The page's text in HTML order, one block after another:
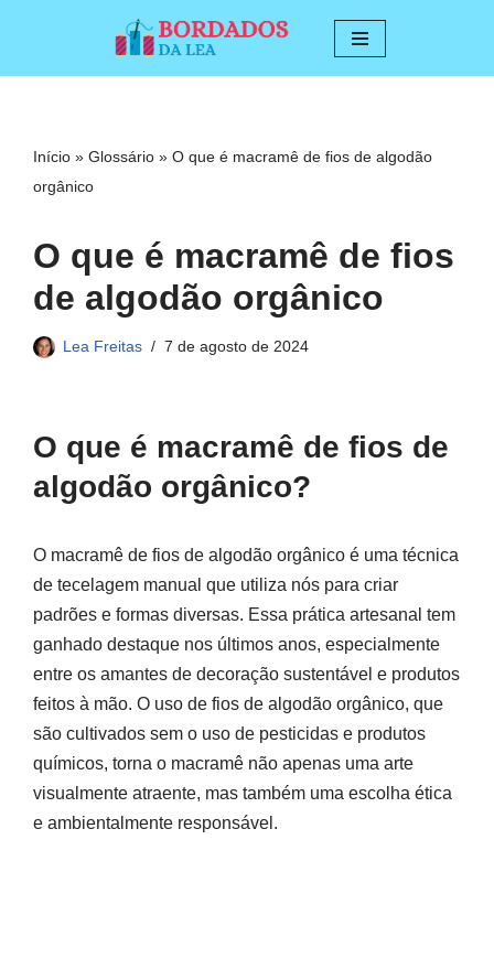
conteúdo
Início » Glossário » O que é macramê de fios de algodão
orgânico
O que é macramê de fios
de algodão orgânico
Lea Freitas 7 de agosto de 2024
O que é macramê de fios de
algodão orgânico?
O macramê de fios de algodão orgânico é uma técnica
de tecelagem manual que utiliza nós para criar
padrões e formas diversas. Essa prática artesanal tem
ganhado destaque nos últimos anos, especialmente
entre os amantes de decoração sustentável e produtos
feitos à mão. O uso de fios de algodão orgânico, que
são cultivados sem o uso de pesticidas e produtos
químicos, torna o macramê não apenas uma arte
visualmente atraente, mas também uma escolha ética
e ambientalmente responsável.